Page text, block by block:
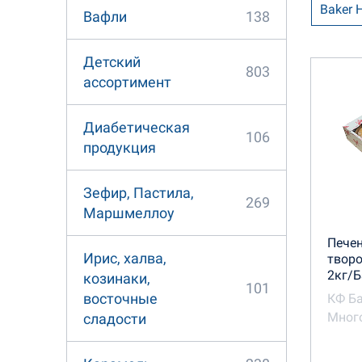
Вафли 138
Детский
ассортимент
803
Диабетическая
продукция
106
Зефир, Пастила,
Маршмеллоу
269
Ирис, халва,
козинаки,
восточные
сладости
101
Baker
КФ
Полет
2кг/
КФ